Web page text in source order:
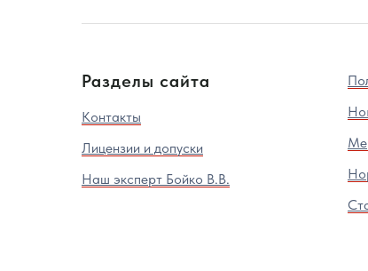
Разделы сайта
Контакты
Лицензии и допуски
Наш эксперт Бойко В.В.